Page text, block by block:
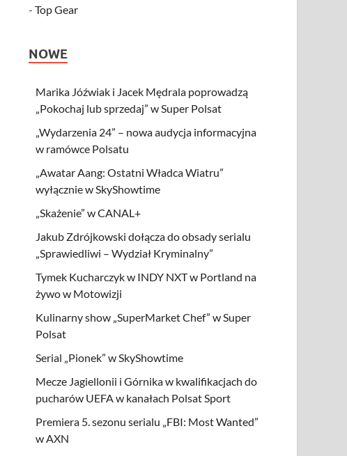
-Top Gear
NOWE
Marika Jóźwiak i Jacek Mędrala poprowadzą
„Pokochaj lub sprzedaj” w Super Polsat
„Wydarzenia 24” – nowa audycja informacyjna
w ramówce Polsatu
„Awatar Aang: Ostatni Władca Wiatru”
wyłącznie w SkyShowtime
„Skażenie” w CANAL+
Jakub Zdrójkowski dołącza do obsady serialu
„Sprawiedliwi – Wydział Kryminalny”
Tymek Kucharczyk w INDY NXT w Portland na
żywo w Motowizji
Kulinarny show „SuperMarket Chef” w Super
Polsat
Serial „Pionek” w SkyShowtime
Mecze Jagiellonii i Górnika w kwalifikacjach do
pucharów UEFA w kanałach Polsat Sport
Premiera 5. sezonu serialu „FBI: Most Wanted”
w AXN